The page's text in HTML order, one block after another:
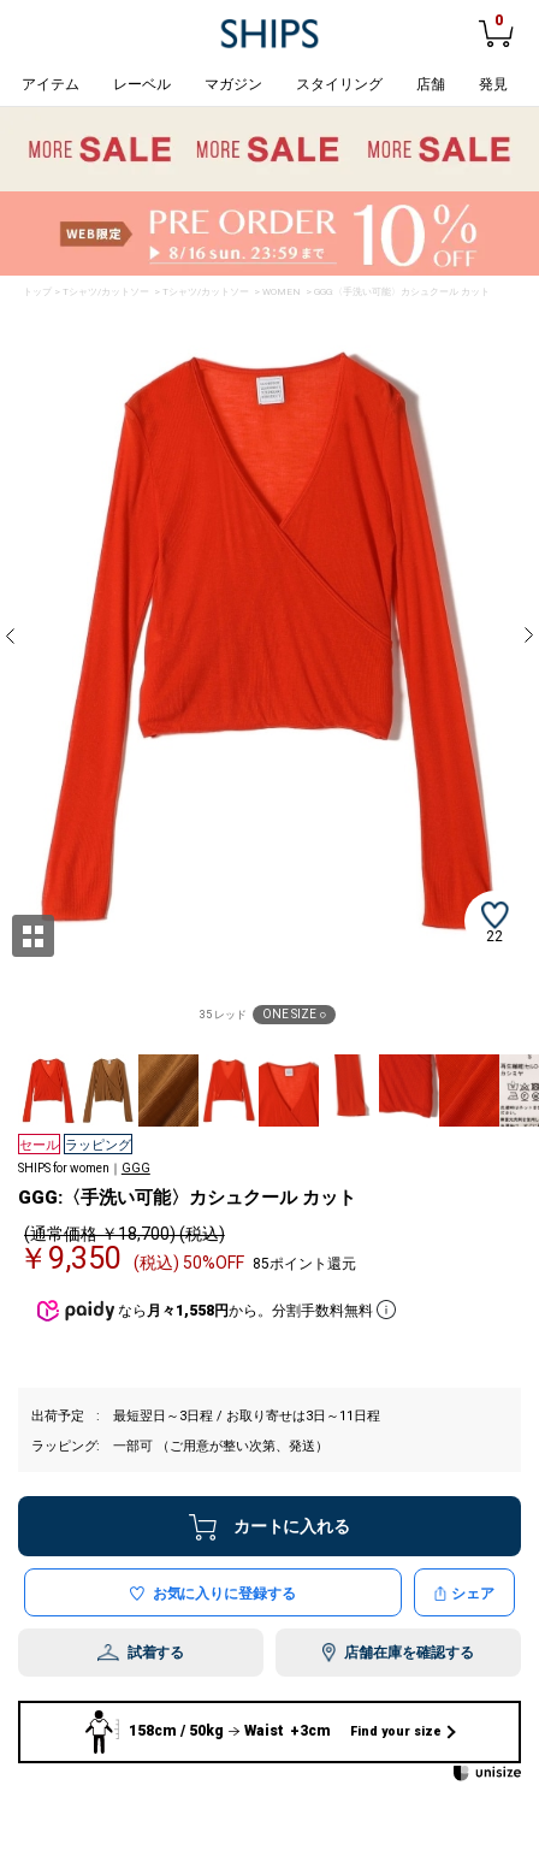
0
アイテム レーベル マガジン スタイリング 店舗 発見
トップ > Tシャツ/カットソー > Tシャツ/カットソー > WOMEN > GGG:〈手洗い可能〉カシュクール カット
22
35 レッド ONE SIZE ○
セール ラッピング
SHIPS for women｜ GGG
GGG:〈手洗い可能〉カシュクール カット
(通常価格 ￥18,700) (税込)
￥9,350 (税込) 50%OFF 85ポイント還元
なら 月々1,558円から。分割手数料無料
出荷予定
最短翌日～3日程 / お取り寄せは3日～11日程
ラッピング
一部可 （ご用意が整い次第、発送）
カートに入れる
お気に入りに登録する シェア
試着する 店舗在庫を確認する
158cm / 50kg Waist +3cm Find your size